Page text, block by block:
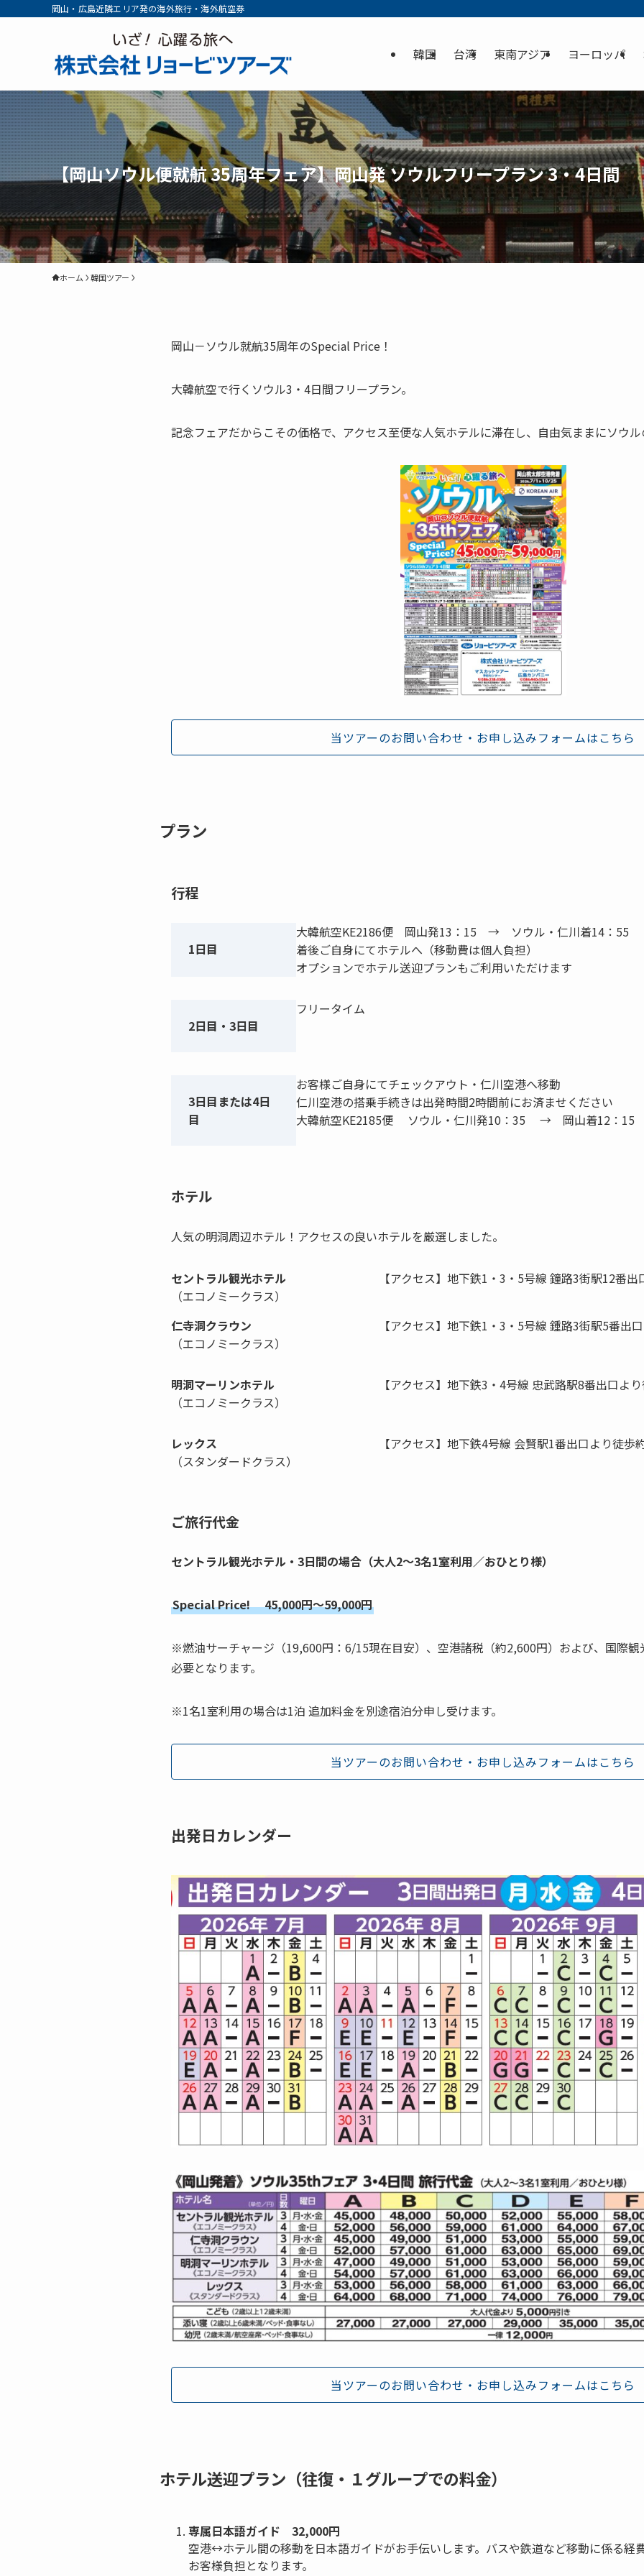
岡山・広島近隣エリア発の海外旅行・海外航空券
韓国 台湾 東南アジア ヨーロッパ
【岡山ソウル便就航 35周年フェア】岡山発 ソウルフリープラン 3・4日間
ホーム 韓国ツアー
岡山－ソウル就航35周年のSpecial Price！
大韓航空で行くソウル3・4日間フリープラン。
記念フェアだからこその価格で、アクセス至便な人気ホテルに滞在し、自由気ままにソウル
当ツアーのお問い合わせ・お申し込みフォームはこちら
プラン
行程
1日目
大韓航空KE2186便 岡山発13：15 → ソウル・仁川着14：55
着後ご自身にてホテルへ（移動費は個人負担）
オプションでホテル送迎プランもご利用いただけます
2日目・3日目
フリータイム
3日目または4日
目
お客様ご自身にてチェックアウト・仁川空港へ移動
仁川空港の搭乗手続きは出発時間2時間前にお済ませください
大韓航空KE2185便 ソウル・仁川発10：35 → 岡山着12：15
ホテル
人気の明洞周辺ホテル！アクセスの良いホテルを厳選しました。
セントラル観光ホテル
（エコノミークラス）
【アクセス】地下鉄1・3・5号線 鐘路3街駅12番
仁寺洞クラウン
（エコノミークラス）
【アクセス】地下鉄1・3・5号線 鍾路3街駅5番出
明洞マーリンホテル
（エコノミークラス）
【アクセス】地下鉄3・4号線 忠武路駅8番出口よ
レックス
（スタンダードクラス）
【アクセス】地下鉄4号線 会賢駅1番出口より徒歩
ご旅行代金
セントラル観光ホテル・3日間の場合（大人2～3名1室利用／おひとり様）
Special Price! 45,000円～59,000円
※燃油サーチャージ（19,600円：6/15現在目安）、空港諸税（約2,600円）および、国際
必要となります。
※1名1室利用の場合は1泊 追加料金を別途宿泊分申し受けます。
当ツアーのお問い合わせ・お申し込みフォームはこちら
出発日カレンダー
当ツアーのお問い合わせ・お申し込みフォームはこちら
ホテル送迎プラン（往復・１グループでの料金）
専属日本語ガイド 32,000円
空港↔ホテル間の移動を日本語ガイドがお手伝いします。バスや鉄道など移動に係る経
お客様負担となります。